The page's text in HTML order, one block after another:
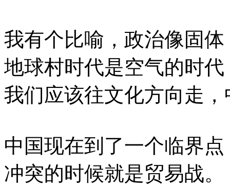
我有个比喻，政治像固
地球村时代是空气的时
我们应该往文化方向走
中国现在到了一个临界
冲突的时候就是贸易战。